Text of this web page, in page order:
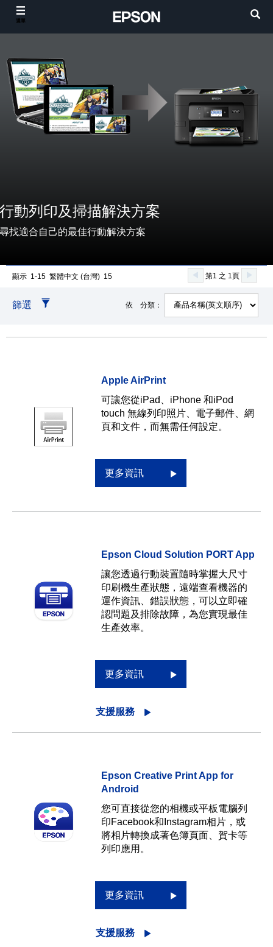
行動列印及掃描解決方案
尋找適合自己的最佳行動解決方案
顯示 1-15 繁體中文 (台灣) 15 第1 之 1頁
篩選 依 分類：
Apple AirPrint
可讓您從iPad、iPhone 和iPod
touch 無線列印照片、電子郵件、網
頁和文件，而無需任何設定。
更多資訊
Epson Cloud Solution PORT App
讓您透過行動裝置隨時掌握大尺寸
印刷機生產狀態，遠端查看機器的
運作資訊、錯誤狀態，可以立即確
認問題及排除故障，為您實現最佳
生產效率。
更多資訊
支援服務
Epson Creative Print App for
Android
您可直接從您的相機或平板電腦列
印Facebook和Instagram相片，或
將相片轉換成著色簿頁面、賀卡等
列印應用。
更多資訊
支援服務